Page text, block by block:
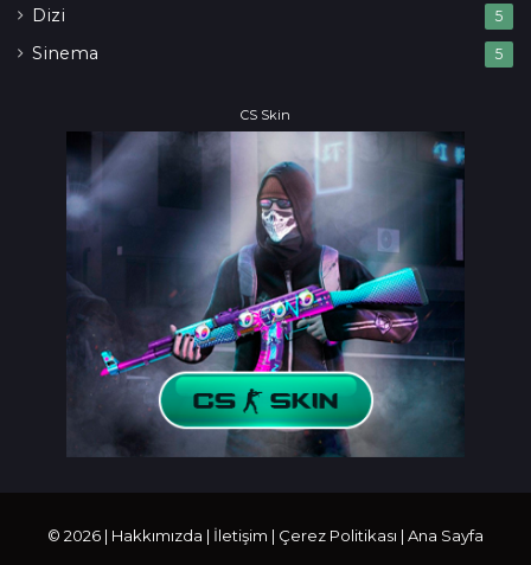
Dizi 5
Sinema 5
CS Skin
© 2026 | Hakkımızda | İletişim | Çerez Politikası | Ana Sayfa